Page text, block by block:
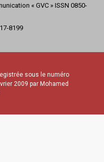
« GVC » ISSN 0850-
8199
sous le numéro
2009 par Mohamed